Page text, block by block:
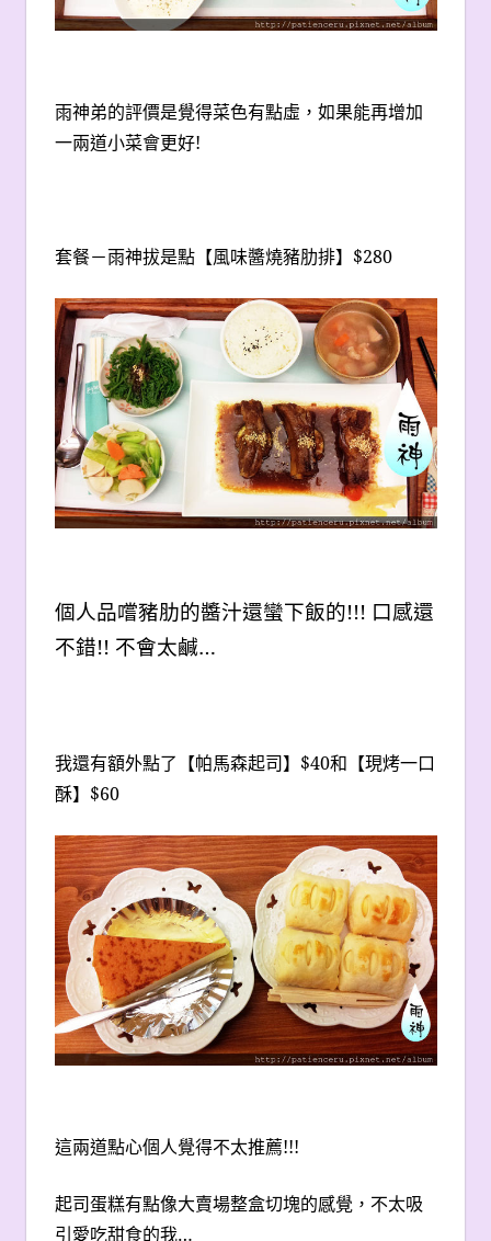
雨神弟的評價是覺得菜色有點虛，如果能再增加
一兩道小菜會更好!
套餐－雨神拔是點【風味醬燒豬肋排】$280
個人品嚐豬肋的醬汁還蠻下飯的!!! 口感還
不錯!! 不會太鹹…
我還有額外點了【帕馬森起司】$40和【現烤一口
酥】$60
這兩道點心個人覺得不太推薦!!!
起司蛋糕有點像大賣場整盒切塊的感覺，不太吸
引愛吃甜食的我…